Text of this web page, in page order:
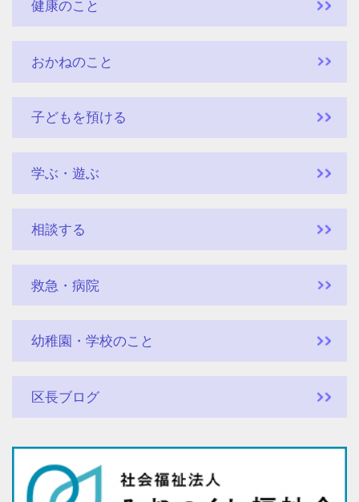
健康のこと
おかねのこと
子どもを預ける
学ぶ・遊ぶ
相談する
救急・病院
幼稚園・学校のこと
区長ブログ